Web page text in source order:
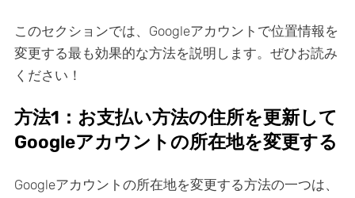
このセクションでは、Googleアカウントで位置情報を
変更する最も効果的な方法を説明します。ぜひお読み
ください！
方法1：お支払い方法の住所を更新して
Googleアカウントの所在地を変更する
Googleアカウントの所在地を変更する方法の一つは、